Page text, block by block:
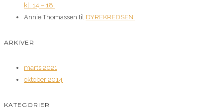
kl. 14 – 18.
Annie Thomassen til DYREKREDSEN.
ARKIVER
marts 2021
oktober 2014
KATEGORIER